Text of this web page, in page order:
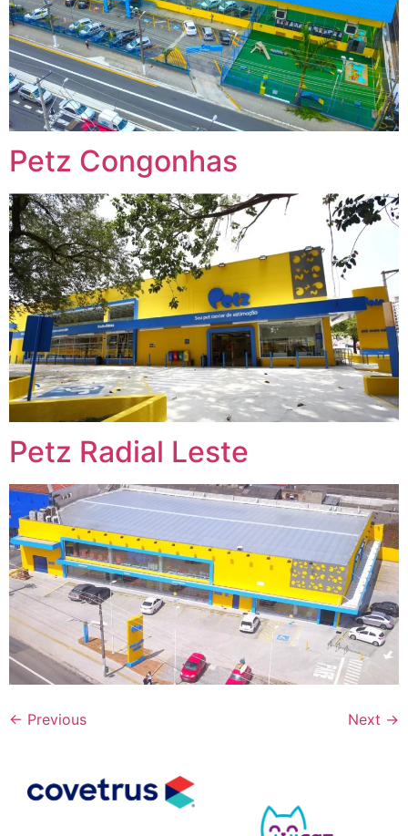
Petz Congonhas
Petz Radial Leste
← Previous Next →